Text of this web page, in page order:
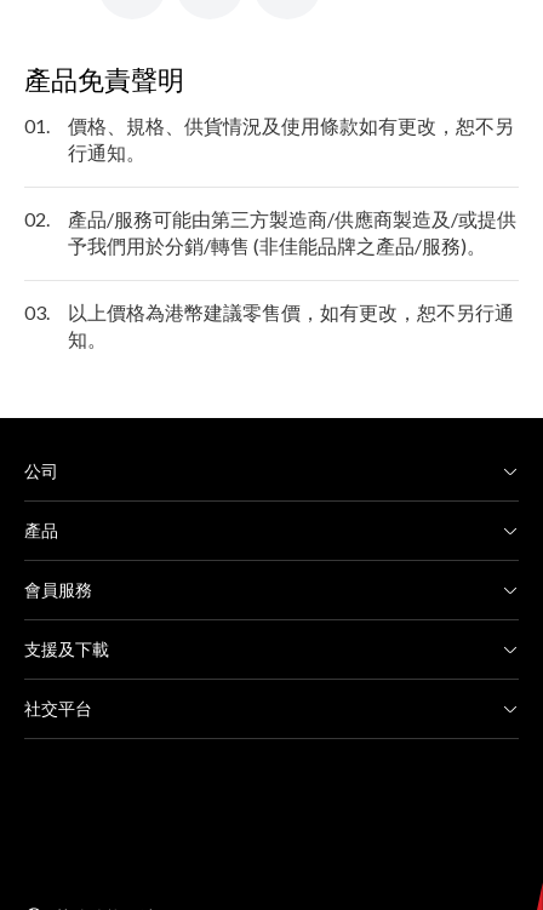
產品免責聲明
01.
價格、規格、供貨情況及使用條款如有更改，恕不另
行通知。
02.
產品/服務可能由第三方製造商/供應商製造及/或提供
予我們用於分銷/轉售 (非佳能品牌之產品/服務)。
03.
以上價格為港幣建議零售價，如有更改，恕不另行通
知。
公司
產品
會員服務
支援及下載
社交平台